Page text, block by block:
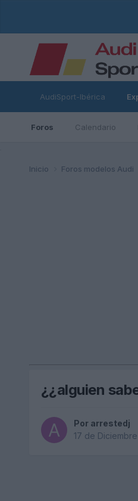
AudiSport-Ibérica
Foros Calendario
Inicio Foros modelos Audi
¿¿alguien
Por arrestedj
17 de